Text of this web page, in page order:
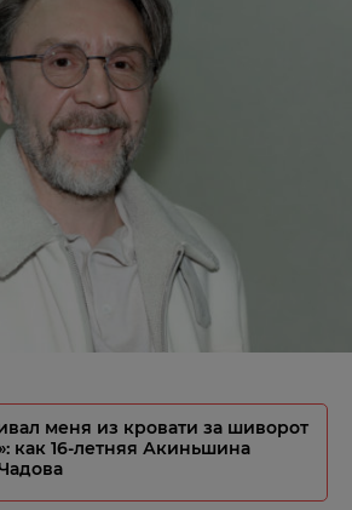
меня из кровати за шиворот
как 16-летняя Акиньшина